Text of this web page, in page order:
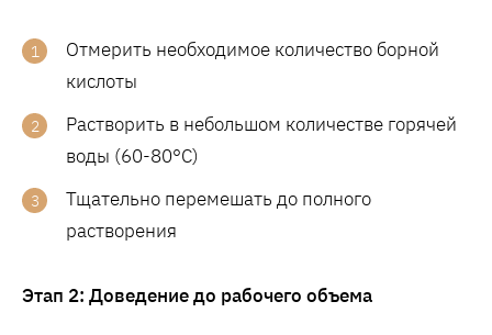
Отмерить необходимое количество борной
кислоты
Растворить в небольшом количестве горячей
воды (60-80°C)
Тщательно перемешать до полного
растворения
Этап 2: Доведение до рабочего объема